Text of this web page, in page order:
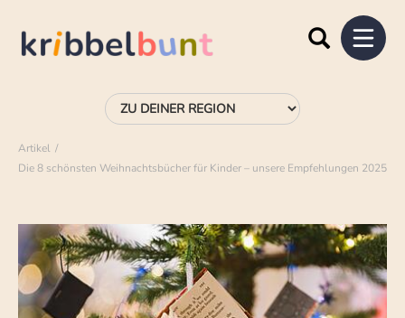
Artikel
Die 8 schönsten Weihnachtsbücher für Kinder – unsere Empfehlungen 2025